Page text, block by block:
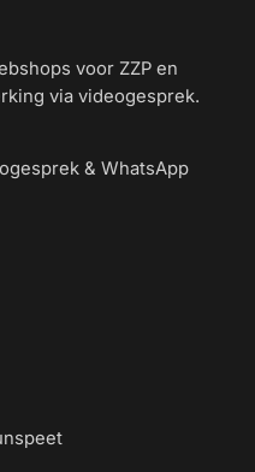
voor ZZP en
via videogesprek.
& WhatsApp